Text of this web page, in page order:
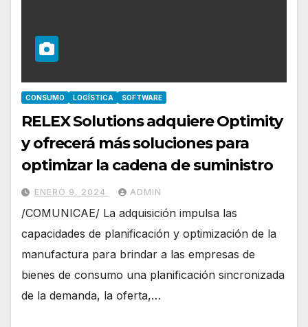
CONSUMO LOGÍSTICA SOFTWARE
RELEX Solutions adquiere Optimity
y ofrecerá más soluciones para
optimizar la cadena de suministro
ENERO 9, 2024 ADMIN
/COMUNICAE/ La adquisición impulsa las
capacidades de planificación y optimización de la
manufactura para brindar a las empresas de
bienes de consumo una planificación sincronizada
de la demanda, la oferta,…